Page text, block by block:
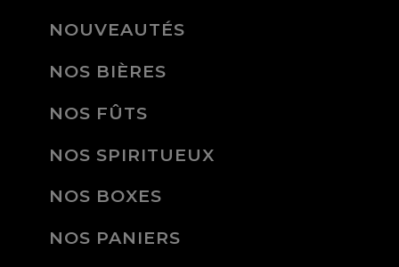
NOUVEAUTÉS
NOS BIÈRES
NOS FÛTS
NOS SPIRITUEUX
NOS BOXES
NOS PANIERS